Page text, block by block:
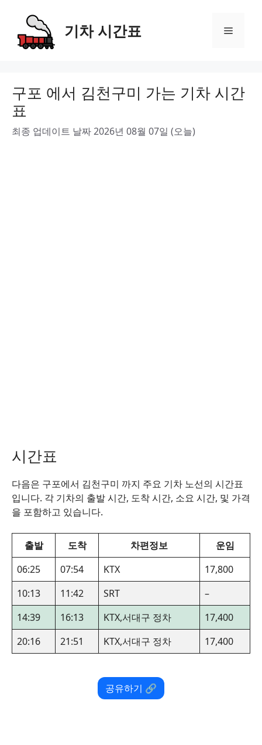
content
기차 시간표 Menu
구포 에서 김천구미 가는 기차 시간
표
최종 업데이트 날짜 2026년 08월 07일 (오늘)
시간표
다음은 구포에서 김천구미 까지 주요 기차 노선의 시간표
입니다. 각 기차의 출발 시간, 도착 시간, 소요 시간, 및 가격
을 포함하고 있습니다.
출발 도착 차편정보
운임
06:25
07:54 KTX
17,800
10:13
11:42 SRT
–
14:39
16:13 KTX,서대구 정차
17,400
20:16
21:51 KTX,서대구 정차 17,400
공유하기 🔗